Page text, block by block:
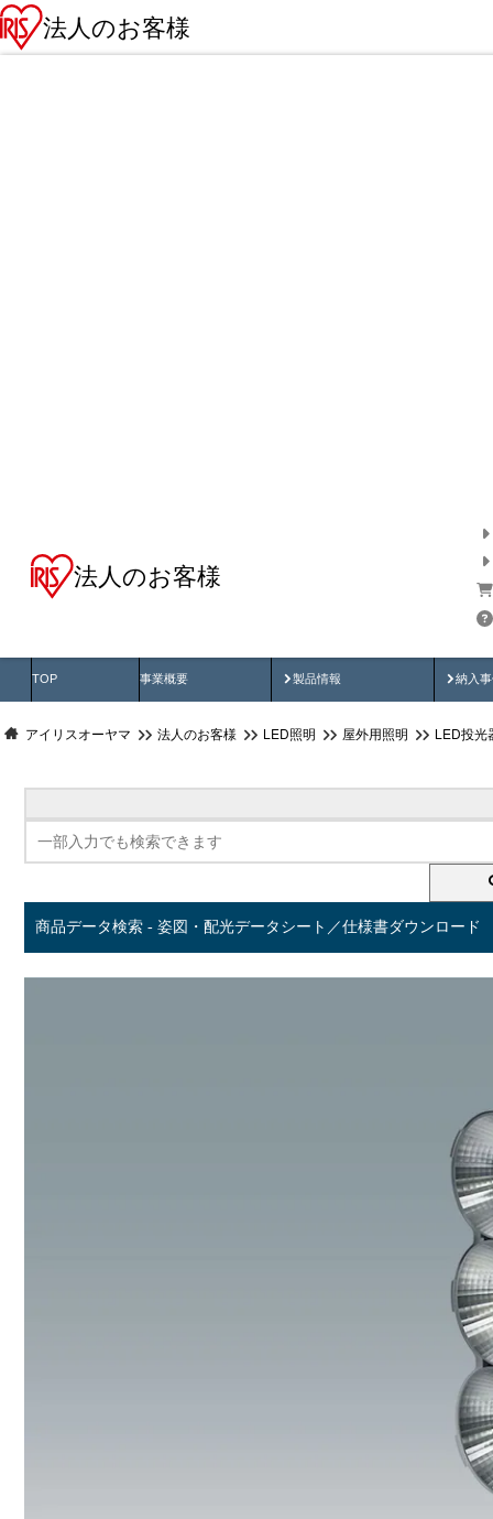
法人のお客様
法人のお客様
TOP 事業概要 製品情報
製品動画 納入
納
アイリスオーヤマ 法人のお客様 LED照明 屋外用照明 LED投光
商品データ検索 - 姿図・配光データシート／仕様書ダウンロード